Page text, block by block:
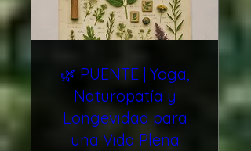
🌿 PUENTE | Yoga,
Naturopatía y
Longevidad para
una Vida Plena